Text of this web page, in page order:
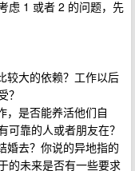
虑 1 或者 2 的问题，先
较大的依赖？工作以后
？
，是否能养活他们自
可靠的人或者朋友在？
婚去？你说的异地指的
的未来是否有一些要求